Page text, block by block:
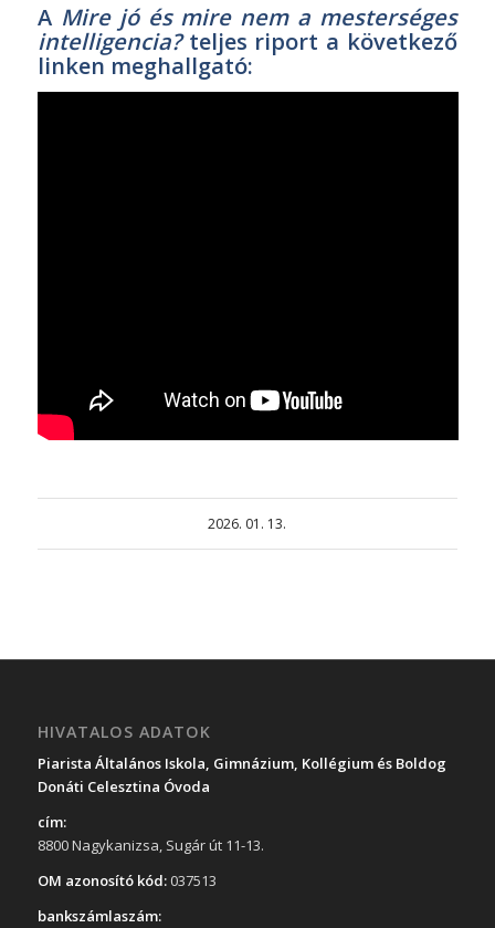
A Mire jó és mire nem a mesterséges
intelligencia?teljes riport a következő
linken meghallgató:
2026. 01. 13.
HIVATALOS ADATOK
Piarista Általános Iskola, Gimnázium, Kollégium és Boldog
Donáti Celesztina Óvoda
cím:
8800 Nagykanizsa, Sugár út 11-13.
OM azonosító kód:037513
bankszámlaszám: